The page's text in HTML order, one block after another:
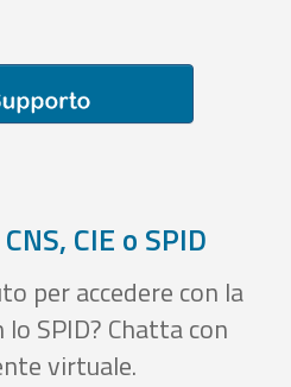
CIE o SPID
per accedere con la
lo SPID? Chatta con
virtuale.